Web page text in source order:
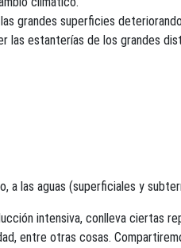
grandes superficies
estanterías de los grandes
las aguas (superficiales y
intensiva, conlleva ciertas
entre otras cosas.